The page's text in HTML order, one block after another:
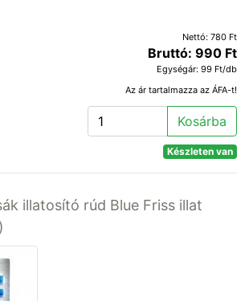
Nettó: 780 Ft
Bruttó: 990 Ft
Egységár: 99 Ft/db
Az ár tartalmazza az ÁFA-t!
Kosárba
Készleten van
illatosító rúd Blue Friss illat